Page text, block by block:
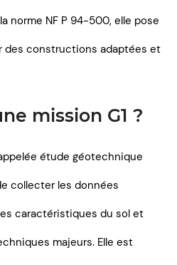
norme NF P 94-500, elle pose
des constructions adaptées et
mission G1 ?
étude géotechnique
collecter les données
caractéristiques du sol et
majeurs. Elle est